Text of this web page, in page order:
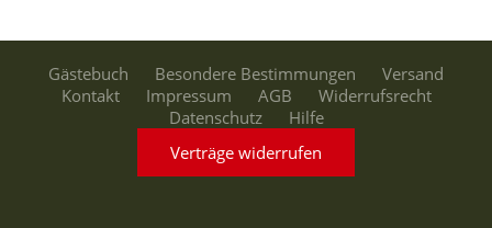
Gästebuch Besondere Bestimmungen
Versand
Kontakt
Impressum AGB
Widerrufsrecht
Datenschutz
Hilfe
Verträge widerrufen